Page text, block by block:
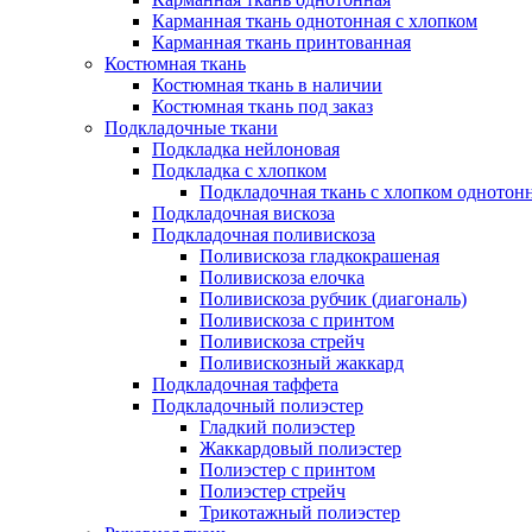
Карманная ткань однотонная с хлопком
Карманная ткань принтованная
Костюмная ткань
Костюмная ткань в наличии
Костюмная ткань под заказ
Подкладочные ткани
Подкладка нейлоновая
Подкладка с хлопком
Подкладочная ткань с хлопком
Подкладочная вискоза
Подкладочная поливискоза
Поливискоза гладкокрашеная
Поливискоза елочка
Поливискоза рубчик (диагональ)
Поливискоза с принтом
Поливискоза стрейч
Поливискозный жаккард
Подкладочная таффета
Подкладочный полиэстер
Гладкий полиэстер
Жаккардовый полиэстер
Полиэстер с принтом
Полиэстер стрейч
Трикотажный полиэстер